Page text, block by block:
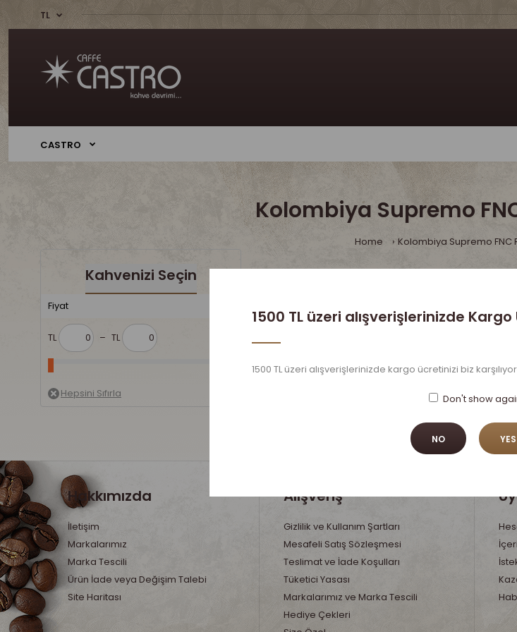
1500 TL üzeri alışverişlerinizde
1500 TL üzeri alışverişlerinizde kargo ücretinizi biz
Don't show
NO YES
TL
CASTRO
Kolombiya Supremo
Home Kolombiya Supremo FNC
Kahvenizi Seçin
Fiyat
TL – TL
Hakkımızda
İletişim
Markalarımız
Marka Tescili
Ürün İade veya Değişim Talebi
Site Haritası
Alışveriş
Gizlilik ve Kullanım Şartları
Mesafeli Satış Sözleşmesi
Teslimat ve İade Koşulları
Tüketici Yasası
Markalarımız ve Marka Tescili
Hediye Çekleri